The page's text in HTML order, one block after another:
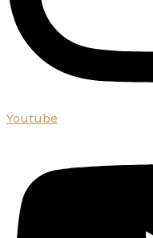
Youtube